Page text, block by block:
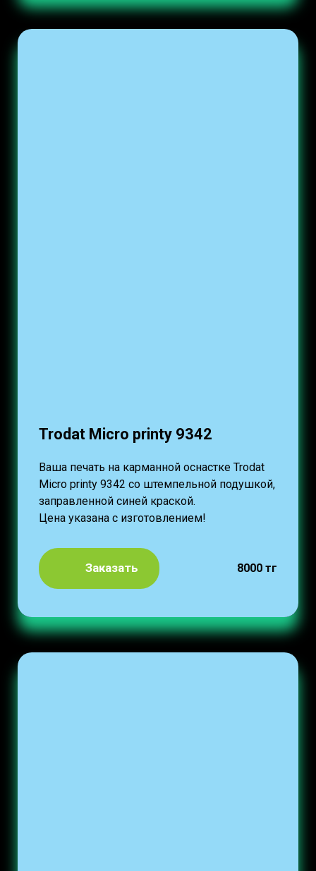
Trodat Micro printy 9342
Ваша печать на карманной оснастке Trodat
Micro printy 9342 со штемпельной подушкой,
заправленной синей краской.
Цена указана с изготовлением!
Заказать 8000 тг